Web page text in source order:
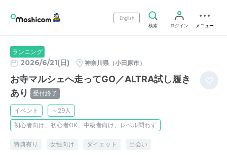
English
検索
ログイン メニュー
ランニング
2026/6/21(日) 神奈川県（小田原市）
お寺マルシェへ走ってGO／ALTRA試し履き
あり
受付終了
イベント
～29人
初心者向け、初心者OK、中級者向け、レベル問わず
特典有り 女性向け ダイエット 出会い